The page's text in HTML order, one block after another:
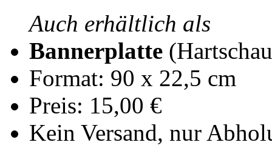
Auch erhältlich als
Bannerplatte
Format: 90 x 22,5 cm
Preis: 15,00 €
Kein Versand, nur